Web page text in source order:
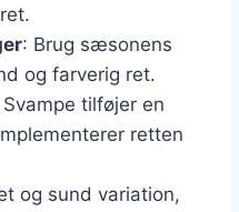
: Brug sæsonens
og farverig ret.
Svampe tilføjer en
retten
og sund variation,